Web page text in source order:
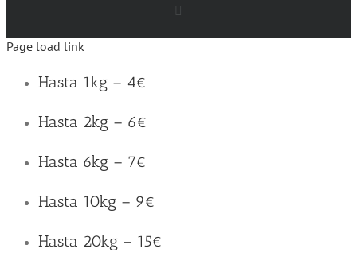
Page load link
Hasta 1kg – 4€
Hasta 2kg – 6€
Hasta 6kg – 7€
Hasta 10kg – 9€
Hasta 20kg – 15€